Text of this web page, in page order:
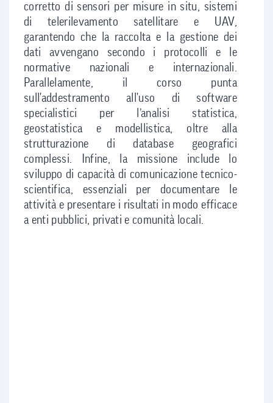
corretto di sensori per misure in situ, sistemi
di telerilevamento satellitare e UAV,
garantendo che la raccolta e la gestione dei
dati avvengano secondo i protocolli e le
normative nazionali e internazionali.
Parallelamente, il corso punta
sull'addestramento all'uso di software
specialistici per l’analisi statistica,
geostatistica e modellistica, oltre alla
strutturazione di database geografici
complessi. Infine, la missione include lo
sviluppo di capacità di comunicazione tecnico-
scientifica, essenziali per documentare le
attività e presentare i risultati in modo efficace
a enti pubblici, privati e comunità locali.